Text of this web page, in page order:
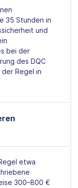
35 Stunden in
und
bei der
des DQC
Regel in
etwa
300–800 €